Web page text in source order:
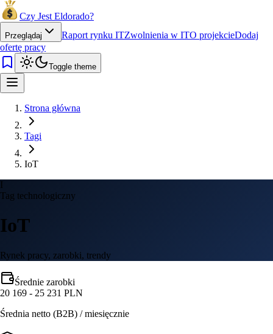
Czy Jest Eldorado?
Przeglądaj Raport rynku ITZwolnienia w ITO projekcieDodaj
ofertę pracy
Toggle theme
Strona główna
Tagi
IoT
I
Tag technologiczny
IoT
Rynek pracy, zarobki, trendy
Średnie zarobki
20 169 - 25 231 PLN
Średnia netto (B2B) / miesięcznie